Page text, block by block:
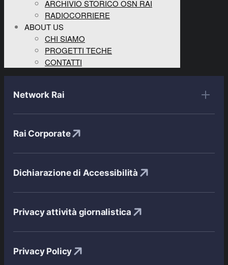
ARCHIVIO STORICO OSN RAI
RADIOCORRIERE
ABOUT US
CHI SIAMO
PROGETTI TECHE
CONTATTI